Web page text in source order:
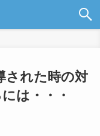
された時の対
は・・・